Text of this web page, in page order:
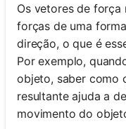
Os vetores de força
forças de uma
direção, o que é
Por exemplo,
objeto, saber como
resultante ajuda a
movimento do